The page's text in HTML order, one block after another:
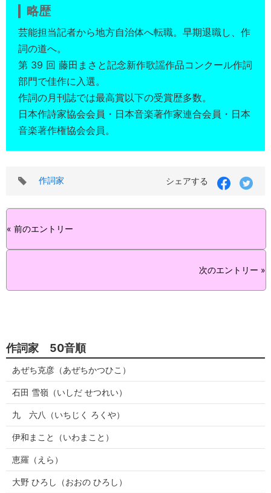
略歴
芸能担当記者から地方自治体へ転職。早期退職し、作
詞の道へ。
第 39 回 藤田まさと記念新作歌謡作品コンクール作詞
部門で佳作に入選。
作詞の月刊誌では最高賞以下の受賞歴多数。
日本作詩家協会会員・日本音楽著作家連合会員・日本
音楽著作権協会会員。
タ
作詞家 シェアする
« 前のエントリー
次のエントリー »
作詞家 50音順
あぜち克彦（あぜちかつひこ）
石田 雪嶺（いしだ せつれい）
九 六八（いちじく ろくや）
伊和まこと（いわまこと）
恵羅（えら）
大野 ひろし（おおの ひろし）